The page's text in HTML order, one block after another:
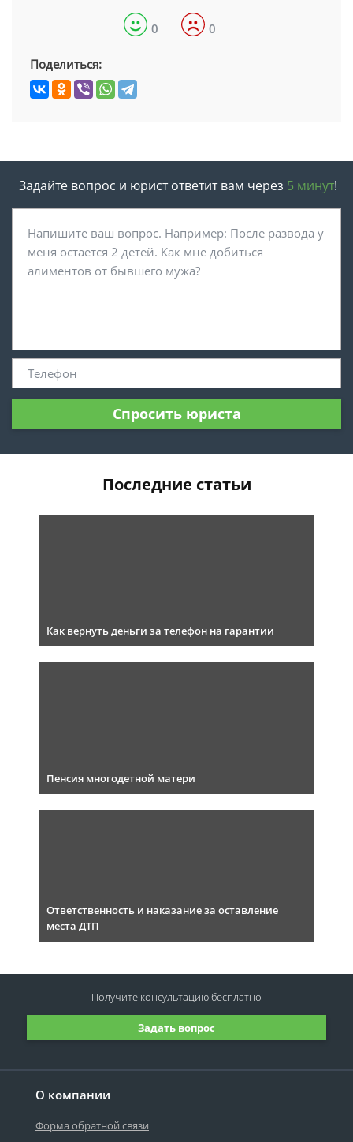
0 0
Поделиться:
Задайте вопрос и юрист ответит вам через 5 минут!
Спросить юриста
Последние статьи
Как вернуть деньги за телефон на гарантии
Пенсия многодетной матери
Ответственность и наказание за оставление
места ДТП
О компании
Форма обратной связи
Задать вопрос
Получите консультациюбесплатно